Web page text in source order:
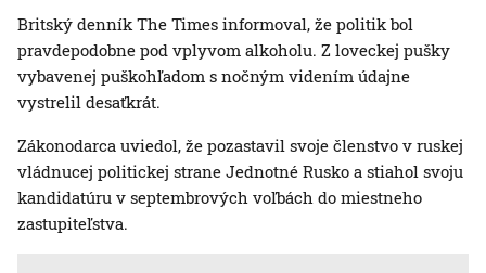
Britský denník The Times informoval, že politik bol
pravdepodobne pod vplyvom alkoholu. Z loveckej pušky
vybavenej puškohľadom s nočným videním údajne
vystrelil desaťkrát.
Zákonodarca uviedol, že pozastavil svoje členstvo v ruskej
vládnucej politickej strane Jednotné Rusko a stiahol svoju
kandidatúru v septembrových voľbách do miestneho
zastupiteľstva.